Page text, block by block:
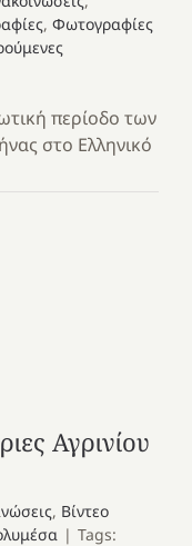
, Φωτογραφίες
περίοδο των
στο Ελληνικό
Αγρινίου
, Βίντεο
| Tags: